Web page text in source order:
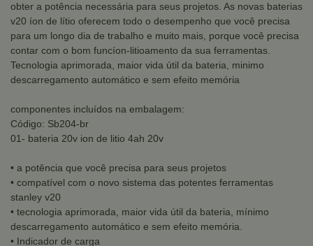
obter a potência necessária para seus projetos. As novas baterias
v20 íon de lítio oferecem todo o desempenho que você precisa
para um longo dia de trabalho e muito mais, porque você precisa
contar com o bom funcíon-litioamento da sua ferramentas.
Tecnologia aprimorada, maior vida útil da bateria, minimo
descarregamento automático e sem efeito memória
componentes incluídos na embalagem:
Código: Sb204-br
01- bateria 20v ion de litio 4ah 20v
• a potência que você precisa para seus projetos
• compatível com o novo sistema das potentes ferramentas
stanley v20
• tecnologia aprimorada, maior vida útil da bateria, mínimo
descarregamento automático e sem efeito memória.
• Indicador de carga